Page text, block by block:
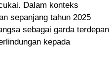
Dalam konteks
sepanjang tahun 2025
sebagai garda terdepan
kepada